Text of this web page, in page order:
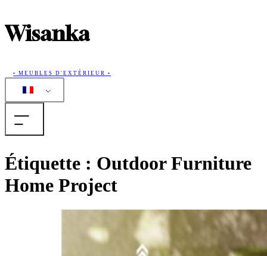
Wisanka
• MEUBLES D'EXTÉRIEUR •
La maison
Produits
Collections
Étiquette : Outdoor Furniture
Home Project